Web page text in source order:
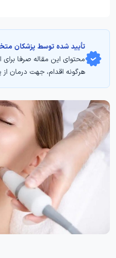
تأیید‌‌‌‌‌‌‌ شده توسط پزشکان
محتوای این مقاله صرفا
هرگونه اقدام، جهت درمان از